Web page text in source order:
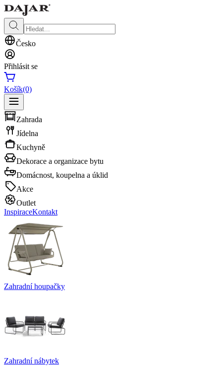
Česko
Přihlásit se
Košík(0)
Zahrada
Jídelna
Kuchyně
Dekorace a organizace bytu
Domácnost, koupelna a úklid
Akce
Outlet
InspiraceKontakt
Zahradní houpačky
Zahradní nábytek